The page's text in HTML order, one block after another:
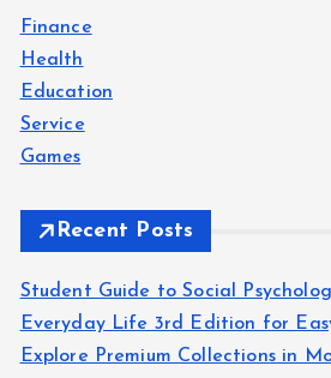
o
r
:
Finance
Health
Education
Service
Games
Recent Posts
Student Guide to Social
Everyday Life 3rd Edition for
Explore Premium Collections in